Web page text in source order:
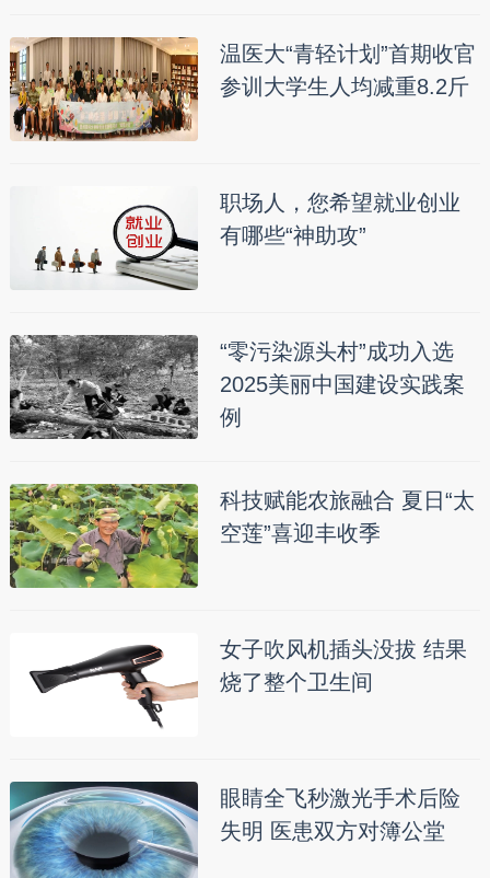
温医大“青轻计划”首期收官
参训大学生人均减重8.2斤
职场人，您希望就业创业
有哪些“神助攻”
“零污染源头村”成功入选
2025美丽中国建设实践案
例
科技赋能农旅融合 夏日“太
空莲”喜迎丰收季
女子吹风机插头没拔 结果
烧了整个卫生间
眼睛全飞秒激光手术后险
失明 医患双方对簿公堂